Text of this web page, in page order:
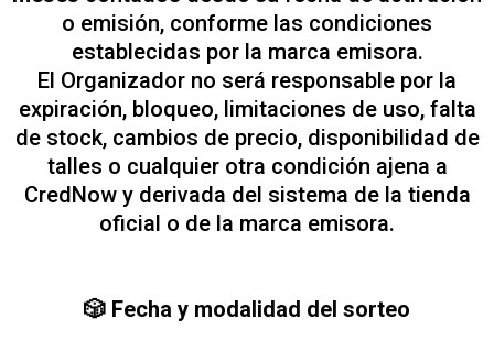
o emisión, conforme las condiciones
establecidas por la marca emisora.
El Organizador no será responsable por la
expiración, bloqueo, limitaciones de uso, falta
de stock, cambios de precio, disponibilidad de
talles o cualquier otra condición ajena a
CredNow y derivada del sistema de la tienda
oficial o de la marca emisora.
🎲 Fecha y modalidad del sorteo